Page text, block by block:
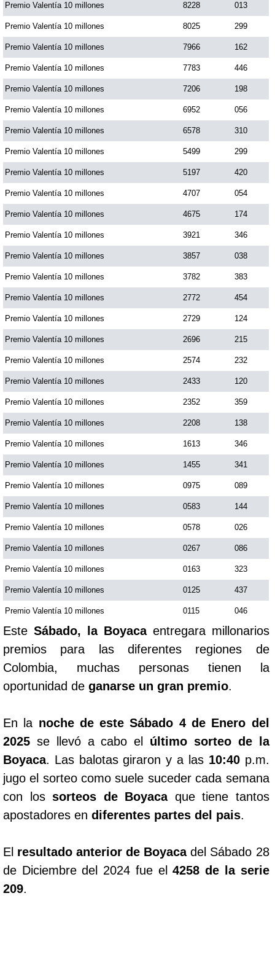
Premio Valentía 10 millones 8228 013
Premio Valentía 10 millones 8025 299
Premio Valentía 10 millones 7966 162
Premio Valentía 10 millones 7783 446
Premio Valentía 10 millones 7206 198
Premio Valentía 10 millones 6952 056
Premio Valentía 10 millones 6578 310
Premio Valentía 10 millones 5499 299
Premio Valentía 10 millones 5197 420
Premio Valentía 10 millones 4707 054
Premio Valentía 10 millones 4675 174
Premio Valentía 10 millones 3921 346
Premio Valentía 10 millones 3857 038
Premio Valentía 10 millones 3782 383
Premio Valentía 10 millones 2772 454
Premio Valentía 10 millones 2729 124
Premio Valentía 10 millones 2696 215
Premio Valentía 10 millones 2574 232
Premio Valentía 10 millones 2433 120
Premio Valentía 10 millones 2352 359
Premio Valentía 10 millones 2208 138
Premio Valentía 10 millones 1613 346
Premio Valentía 10 millones 1455 341
Premio Valentía 10 millones 0975 089
Premio Valentía 10 millones 0583 144
Premio Valentía 10 millones 0578 026
Premio Valentía 10 millones 0267 086
Premio Valentía 10 millones 0163 323
Premio Valentía 10 millones 0125 437
Premio Valentía 10 millones 0115 046
Este Sábado, la Boyaca entregara millonarios
premios para las diferentes regiones de
Colombia, muchas personas tienen la
oportunidad de ganarse un gran premio.
En la noche de este Sábado 4 de Enero del
2025 se llevó a cabo el último sorteo de la
Boyaca. Las balotas giraron y a las 10:40p.m.
jugo el sorteo como suele suceder cada semana
con lossorteos de Boyaca que tiene tantos
apostadores en diferentes partes del pais.
El resultado anterior de Boyacadel Sábado 28
de Diciembre del 2024 fue el4258 de la serie
209.